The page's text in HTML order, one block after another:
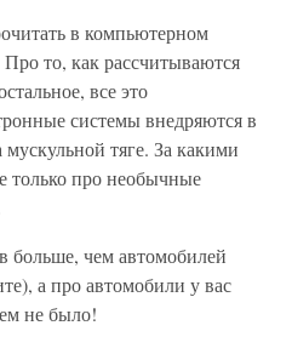
в компьютерном
то, как рассчитываются
все это
системы внедряются в
мускульной тяге. За какими
только про необычные
больше, чем автомобилей
а про автомобили у вас
не было!